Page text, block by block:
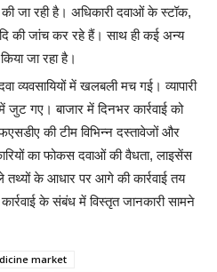
की जा रही है। अधिकारी दवाओं के स्टॉक,
की जांच कर रहे हैं। साथ ही कई अन्य
जा रहा है।
व्यवसायियों में खलबली मच गई। व्यापारी
गए। बाजार में दिनभर कार्रवाई को
की टीम विभिन्न दस्तावेजों और
का फोकस दवाओं की वैधता, लाइसेंस
तथ्यों के आधार पर आगे की कार्रवाई तय
के संबंध में विस्तृत जानकारी सामने
market